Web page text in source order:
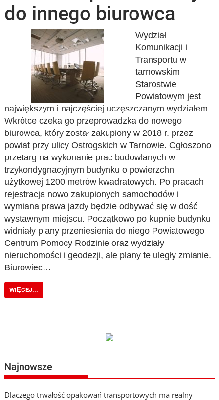
do innego biurowca
Wydział
Komunikacji i
Transportu w
tarnowskim
Starostwie
Powiatowym jest
największym i najczęściej uczęszczanym wydziałem.
Wkrótce czeka go przeprowadzka do nowego
biurowca, który został zakupiony w 2018 r. przez
powiat przy ulicy Ostrogskich w Tarnowie. Ogłoszono
przetarg na wykonanie prac budowlanych w
trzykondygnacyjnym budynku o powierzchni
użytkowej 1200 metrów kwadratowych. Po pracach
rejestracja nowo zakupionych samochodów i
wymiana prawa jazdy będzie odbywać się w dość
wystawnym miejscu. Początkowo po kupnie budynku
widniały plany przeniesienia do niego Powiatowego
Centrum Pomocy Rodzinie oraz wydziały
nieruchomości i geodezji, ale plany te uległy zmianie.
Biurowiec…
WIĘCEJ...
Najnowsze
Dlaczego trwałość opakowań transportowych ma realny